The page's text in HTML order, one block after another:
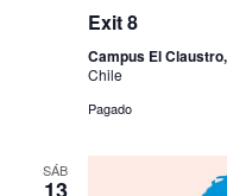
Exit 8
Campus El
Chile
Pagado
SÁB